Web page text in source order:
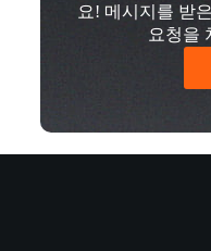
요! 메시지를 받
요청을